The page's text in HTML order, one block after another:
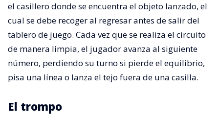
el casillero donde se encuentra el objeto lanzado, el
cual se debe recoger al regresar antes de salir del
tablero de juego. Cada vez que se realiza el circuito
de manera limpia, el jugador avanza al siguiente
número, perdiendo su turno si pierde el equilibrio,
pisa una línea o lanza el tejo fuera de una casilla.
El trompo